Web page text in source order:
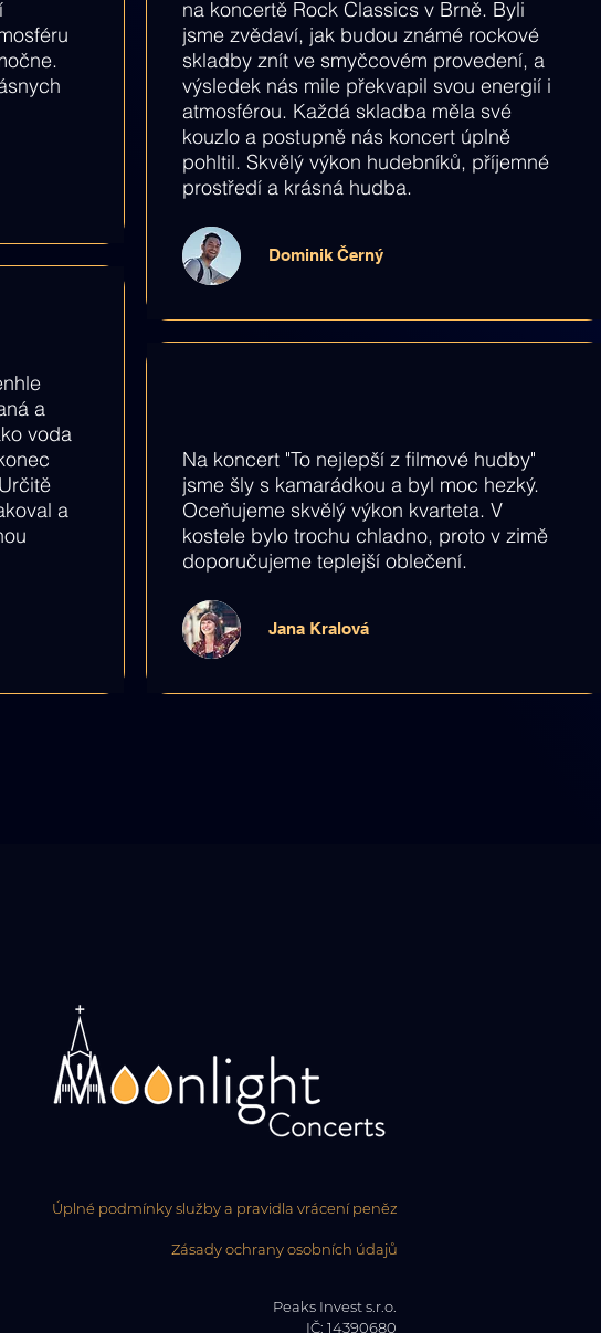
a
voda
a
na koncertě Rock Classics v Brně. Byli
jsme zvědaví, jak budou známé rockové
skladby znít ve smyčcovém provedení, a
výsledek nás mile překvapil svou energií i
atmosférou. Každá skladba měla své
kouzlo a postupně nás koncert úplně
pohltil. Skvělý výkon hudebníků, příjemné
prostředí a krásná hudba.
Dominik Černý
Na koncert "To nejlepší z filmové hudby"
jsme šly s kamarádkou a byl moc hezký.
Oceňujeme skvělý výkon kvarteta. V
kostele bylo trochu chladno, proto v zimě
doporučujeme teplejší oblečení.
Jana Kralová
Úplné podmínky služby a pravidla vrácení peněz
Zásady ochrany osobních údajů
Peaks Invest s.r.o.
IČ: 14390680